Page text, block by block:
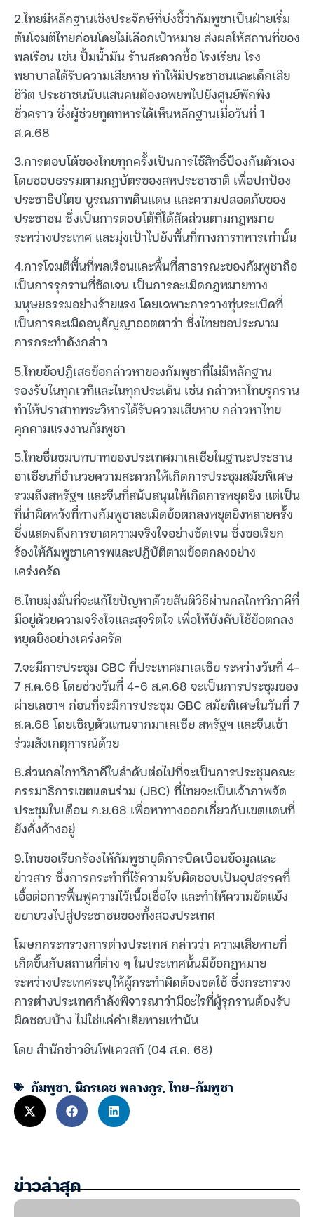
2.ไทยมีหลักฐานเชิงประจักษ์ที่บ่งชี้ว่ากัมพูชาเป็นฝ่ายเริ่ม
ต้นโจมตีไทยก่อนโดยไม่เลือกเป้าหมาย ส่งผลให้สถานที่ของ
พลเรือน เช่น ปั้มน้ำมัน ร้านสะดวกซื้อ โรงเรียน โรง
พยาบาลได้รับความเสียหาย ทำให้มีประชาชนและเด็กเสีย
ชีวิต ประชาชนนับแสนคนต้องอพยพไปยังศูนย์พักพิง
ชั่วคราว ซึ่งผู้ช่วยทูตทหารได้เห็นหลักฐานเมื่อวันที่ 1
ส.ค.68
3.การตอบโต้ของไทยทุกครั้งเป็นการใช้สิทธิ์ป้องกันตัวเอง
โดยชอบธรรมตามกฎบัตรของสหประชาชาติ เพื่อปกป้อง
ประชาธิปไตย บูรณภาพดินแดน และความปลอดภัยของ
ประชาชน ซึ่งเป็นการตอบโต้ที่ได้สัดส่วนตามกฎหมาย
ระหว่างประเทศ และมุ่งเป้าไปยังพื้นที่ทางการทหารเท่านั้น
4.การโจมตีพื้นที่พลเรือนและพื้นที่สาธารณะของกัมพูชาถือ
เป็นการรุกรานที่ชัดเจน เป็นการละเมิดกฎหมายทาง
มนุษยธรรมอย่างร้ายแรง โดยเฉพาะการวางทุ่นระเบิดที่
เป็นการละเมิดอนุสัญญาออตตาว่า ซึ่งไทยขอประณาม
การกระทำดังกล่าว
5.ไทยข้อปฏิเสธข้อกล่าวหาของกัมพูชาที่ไม่มีหลักฐาน
รองรับในทุกเวทีและในทุกประเด็น เช่น กล่าวหาไทยรุกราน
ทำให้ปราสาทพระวิหารได้รับความเสียหาย กล่าวหาไทย
คุกคามแรงงานกัมพูชา
5.ไทยชื่นชมบทบาทของประเทศมาเลเซียในฐานะประธาน
อาเซียนที่อำนวยความสะดวกให้เกิดการประชุมสมัยพิเศษ
รวมถึงสหรัฐฯ และจีนที่สนับสนุนให้เกิดการหยุดยิง แต่เป็น
ที่น่าผิดหวังที่ทางกัมพูชาละเมิดข้อตกลงหยุดยิงหลายครั้ง
ซึ่งแสดงถึงการขาดความจริงใจอย่างชัดเจน ซึ่งขอเรียก
ร้องให้กัมพูชาเคารพและปฏิบัติตามข้อตกลงอย่าง
เคร่งครัด
6.ไทยมุ่งมั่นที่จะแก้ไขปัญหาด้วยสันติวิธีผ่านกลไกทวิภาคีที่
มีอยู่ด้วยความจริงใจและสุจริตใจ เพื่อให้บังคับใช้ข้อตกลง
หยุดยิงอย่างเคร่งครัด
7.จะมีการประชุม GBC ที่ประเทศมาเลเซีย ระหว่างวันที่ 4-
7 ส.ค.68 โดยช่วงวันที่ 4-6 ส.ค.68 จะเป็นการประชุมของ
ผ่ายเลขาฯ ก่อนที่จะมีการประชุม GBC สมัยพิเศษในวันที่ 7
ส.ค.68 โดยเชิญตัวแทนจากมาเลเซีย สหรัฐฯ และจีนเข้า
ร่วมสังเกตุการณ์ด้วย
8.ส่วนกลไกทวิภาคีในลำดับต่อไปที่จะเป็นการประชุมคณะ
กรรมาธิการเขตแดนร่วม (JBC) ที่ไทยจะเป็นเจ้าภาพจัด
ประชุมในเดือน ก.ย.68 เพื่อหาทางออกเกี่ยวกับเขตแดนที่
ยังคั่งค้างอยู่
9.ไทยขอเรียกร้องให้กัมพูชายุติการบิดเบือนข้อมูลและ
ข่าวสาร ซึ่งการกระทำที่ไร้ความรับผิดชอบเป็นอุปสรรคที่
เอื้อต่อการฟื้นฟูความไว้เนื้อเชื่อใจ และทำให้ความขัดแย้ง
ขยายวงไปสู่ประชาชนของทั้งสองประเทศ
โฆษกกระทรวงการต่างประเทศ กล่าวว่า ความเสียหายที่
เกิดขึ้นกับสถานที่ต่าง ๆ ในประเทศนั้นมีข้อกฎหมาย
ระหว่างประเทศระบุให้ผู้กระทำผิดต้องชดใช้ ซึ่งกระทรวง
การต่างประเทศกำลังพิจารณาว่ามีอะไรที่ผู้รุกรานต้องรับ
ผิดชอบบ้าง ไม่ใช่แค่ค่าเสียหายเท่านัน
โดย สำนักข่าวอินโฟเควสท์ (04 ส.ค. 68)
กัมพูชา,นิกรเดช พลางกูร,ไทย-กัมพูชา
ข่าวล่าสุด